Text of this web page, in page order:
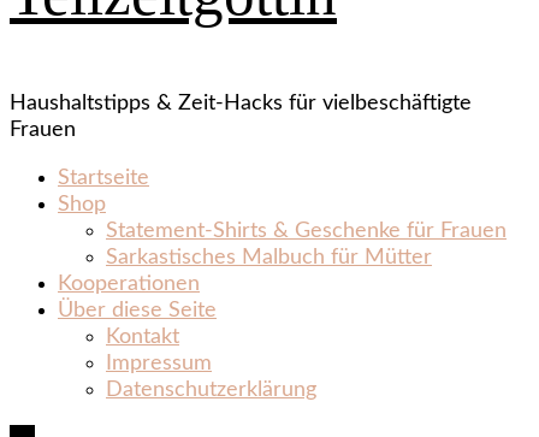
Haushaltstipps & Zeit‑Hacks für vielbeschäftigte
Frauen
Startseite
Shop
Statement‑Shirts & Geschenke für Frauen
Sarkastisches Malbuch für Mütter
Kooperationen
Über diese Seite
Kontakt
Impressum
Datenschutzerklärung